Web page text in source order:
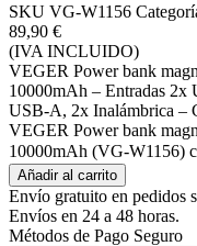
SKU VG-W1156
89,90 €
(IVA INCLUIDO)
VEGER Power bank magnética e
10000mAh – Entradas
USB-A, 2x Inalámbrica –
rápida PD22.5W
VEGER Power bank
10000mAh (VG-W1156)
Añadir al carrito
Envío gratuito en pedidos
Envíos en 24 a 48 horas.
Métodos de Pago Seguro